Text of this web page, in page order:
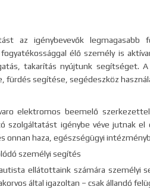
az igénybevevők
élő személy is
takarítás nyújtunk segítséget.
fürdés segítése, segédeszköz
elektromos beemelő
szolgáltatást igénybe véve jutnak
onnan haza, egészségügyi
személyi segítés
ellátottaink számára személyi
által igazoltan – csak állandó